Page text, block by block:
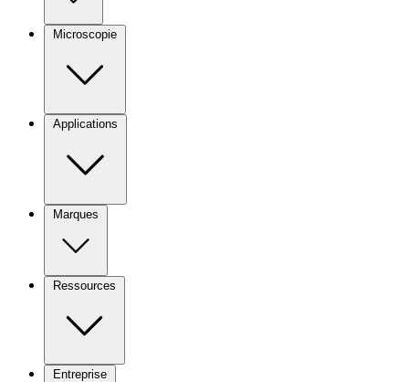
Microscopie
Applications
Marques
Ressources
Entreprise